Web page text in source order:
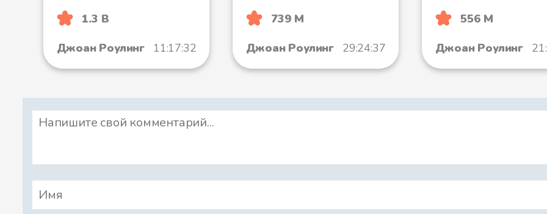
Файл 10
Файл 12
1.3 B
Джоан Роулинг
11:17:32
739 М
Джоан Роулинг
29:24:37
556 М
Джоан Роулинг